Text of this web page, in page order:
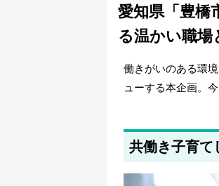
愛知県「豊橋
る温かい職場
働きがいのある環
ューする本企画。
共働き子育て